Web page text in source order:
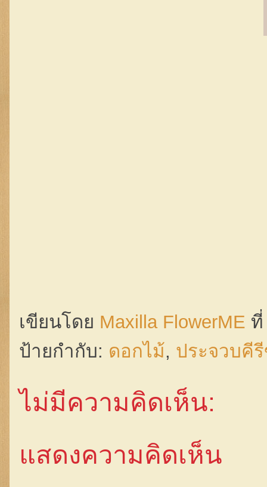
เขียนโดย Maxilla FlowerME
ป้ายกำกับ: ดอกไม้, ประจวบคี
ไม่มีความคิดเห็น:
แสดงความคิดเห็น